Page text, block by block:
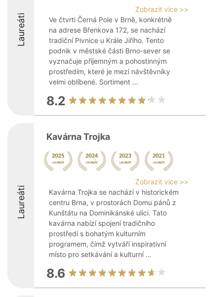
Laureáti
Zobrazit více >>
Ve čtvrti Černá Pole v Brně, konkrétně
na adrese Břenkova 172, se nachází
tradiční Pivnice u Krále Jiřího. Tento
podnik v městské části Brno-sever se
vyznačuje příjemným a pohostinným
prostředím, které je mezi návštěvníky
velmi oblíbené. Sortiment ...
8.2
Laureáti
Kavárna Trojka
Zobrazit více >>
Kavárna Trojka se nachází v historickém
centru Brna, v prostorách Domu pánů z
Kunštátu na Dominikánské ulici. Tato
kavárna nabízí spojení tradičního
prostředí s bohatým kulturním
programem, čímž vytváří inspirativní
místo pro setkávání a kulturní ...
8.6